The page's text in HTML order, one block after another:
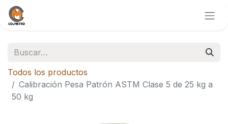
Todos los productos
Calibración Pesa Patrón ASTM Clase 5 de 25 kg a
50 kg